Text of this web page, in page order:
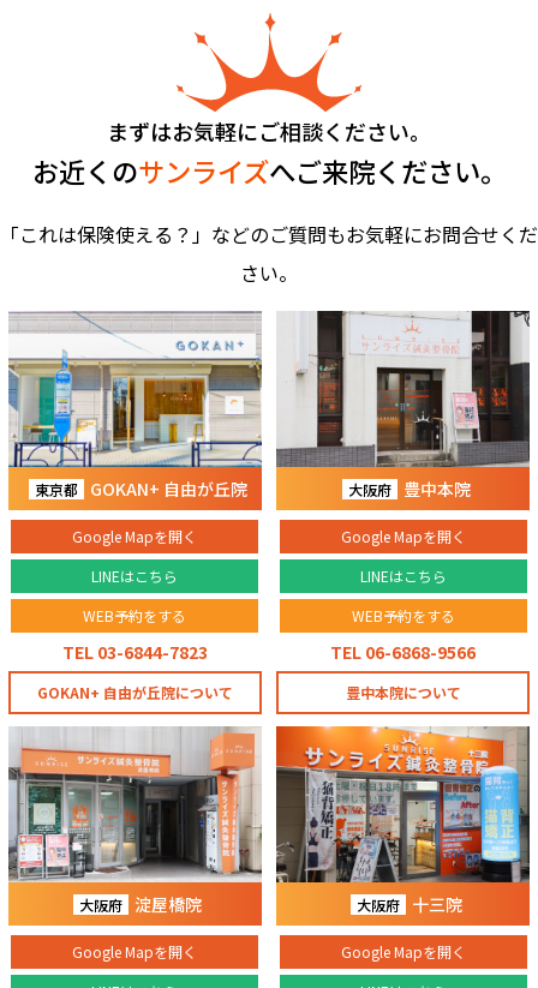
まずはお気軽にご相談ください。
お近くのサンライズへご来院ください。
「これは保険使える？」などのご質問もお気軽にお問合せくだ
さい。
東京都 GOKAN+ 自由が丘院
Google Mapを開く
LINEはこちら
WEB予約をする
TEL 03-6844-7823
GOKAN+ 自由が丘院について
大阪府 豊中本院
Google Mapを開く
LINEはこちら
WEB予約をする
TEL 06-6868-9566
豊中本院について
大阪府 淀屋橋院
Google Mapを開く
大阪府 十三院
Google Mapを開く